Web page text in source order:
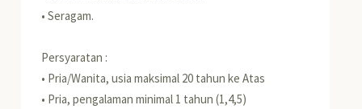
• Seragam.
Persyaratan :
• Pria/Wanita, usia maksimal 20 tahun ke Atas
• Pria, pengalaman minimal 1 tahun (1,4,5)